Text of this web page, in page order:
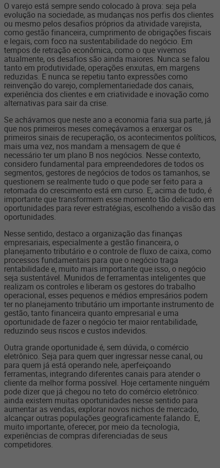
O varejo está sempre sendo colocado à prova: seja pela
evolução na sociedade, as mudanças nos perfis dos clientes
ou mesmo pelos desafios próprios da atividade varejista,
como gestão financeira, cumprimento de obrigações fiscais
e legais, com foco na sustentabilidade do negócio. Em
tempos de retração econômica, como o que vivemos
atualmente, os desafios são ainda maiores. Nunca se falou
tanto em produtividade, operações enxutas, em margens
reduzidas. E nunca se repetiu tanto expressões como
reinvenção do varejo, complementariedade dos canais,
experiência dos clientes e em criatividade e inovação como
alternativas para sair da crise.
Se achávamos que neste ano a economia faria sua parte, já
que nos primeiros meses começávamos a enxergar os
primeiros sinais de recuperação, os acontecimentos políticos,
mais uma vez, nos mandam a mensagem de que é
necessário ter um plano B nos negócios. Nesse contexto,
considero fundamental para empreendedores de todos os
segmentos, gestores de negócios de todos os tamanhos, se
questionem se realmente tudo o que pode ser feito para a
retomada do crescimento está em curso. E, acima de tudo, é
importante que transformem esse momento tão delicado em
oportunidades para rever estratégias, escolhendo a visão das
oportunidades.
Nesse sentido, destaco a organização das finanças
empresariais, especialmente a gestão financeira, o
planejamento tributário e o controle de fluxo de caixa, como
processos fundamentais para que o negócio traga
rentabilidade e, muito mais importante que isso, o negócio
seja sustentável. Munidos de ferramentas inteligentes que
realizam os controles e liberam os gestores do trabalho
operacional, esses pequenos e médios empresários podem
ter no planejamento tributário um importante instrumento de
gestão, tanto financeira quanto empresarial e uma
oportunidade de fazer o negócio ter maior rentabilidade,
reduzindo seus riscos e custos indevidos.
Outra grande oportunidade é, sem dúvida, o comércio
eletrônico. Seja para quem quer ingressar nesse canal, ou
para quem já está operando nele, aperfeiçoando
ferramentas, integrando diferentes canais para atender o
cliente da melhor forma possível. Hoje certamente ninguém
pode dizer que já chegou no teto do comércio eletrônico:
ainda existem muitas oportunidades nesse sentido para
aumentar as vendas, explorar novos nichos de mercado,
alcançar outras populações geograficamente falando. E,
muito importante, oferecer, por meio da tecnologia,
experiências de compras diferenciadas de seus
competidores.